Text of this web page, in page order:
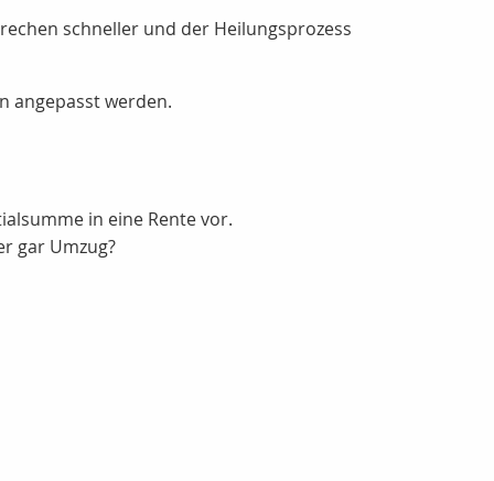
schneller und der Heilungsprozess
angepasst werden.
in eine Rente vor.
gar Umzug?